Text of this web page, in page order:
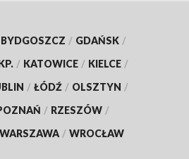
BYDGOSZCZ / GDAŃSK /
/ KATOWICE / KIELCE /
/ ŁÓDŹ / OLSZTYN /
/ RZESZÓW /
WARSZAWA / WROCŁAW